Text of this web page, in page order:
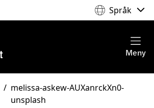
Språk
Meny
/ melissa-askew-AUXanrckXn0-
unsplash